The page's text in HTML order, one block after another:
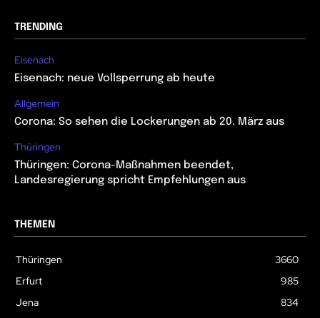
TRENDING
Eisenach
Eisenach: neue Vollsperrung ab heute
Allgemein
Corona: So sehen die Lockerungen ab 20. März aus
Thüringen
Thüringen: Corona-Maßnahmen beendet,
Landesregierung spricht Empfehlungen aus
THEMEN
Thüringen
3660
Erfurt
985
Jena
834